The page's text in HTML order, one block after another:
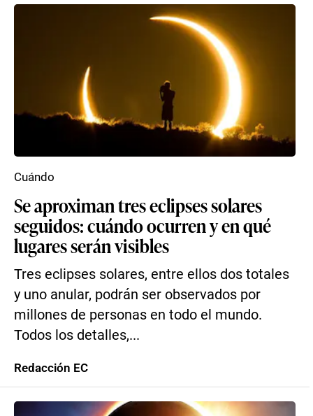
Se aproximan tres eclipses solares
seguidos: cuándo ocurren y en qué
lugares serán visibles
Tres eclipses solares, entre ellos dos totales
y uno anular, podrán ser observados por
millones de personas en todo el mundo.
Todos los detalles,...
Cuándo
Redacción EC